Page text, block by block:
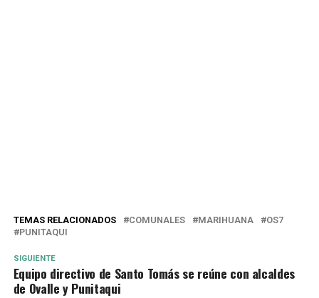
TEMAS RELACIONADOS COMUNALES MARIHUANA
OS7
PUNITAQUI
SIGUIENTE
Equipo directivo de Santo Tomás se reúne con alcaldes
de Ovalle y Punitaqui